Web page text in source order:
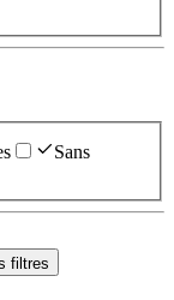
Sans
filtres